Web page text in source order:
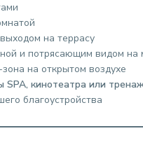
на террасу
и потрясающим видом на
на открытом воздухе
SPA, кинотеатра или
благоустройства